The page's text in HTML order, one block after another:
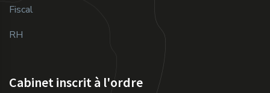
Fiscal
RH
Cabinet inscrit à l'ordre